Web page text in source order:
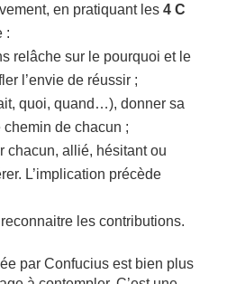
en pratiquant les 4 C
:
relâche sur le pourquoi et le
l’envie de réussir ;
quoi, quand…), donner sa
de chacun ;
chacun, allié, hésitant ou
L’implication précède
les contributions.
par Confucius est bien plus